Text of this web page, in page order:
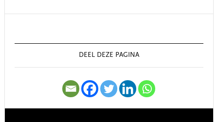
Sidebar
DEEL DEZE PAGINA